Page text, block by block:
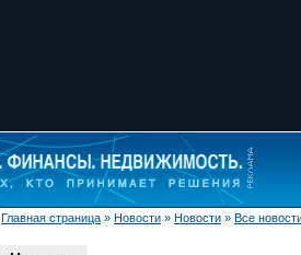
Главная страница » Новости » Новости » Все